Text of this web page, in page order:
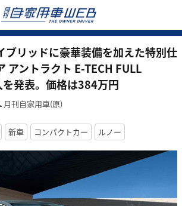
ブリッドに豪華装備を加えた特別仕
アントラクト E-TECH FULL
発表。価格は384万円
月刊自家用車(原)
新車 コンパクトカー ルノー